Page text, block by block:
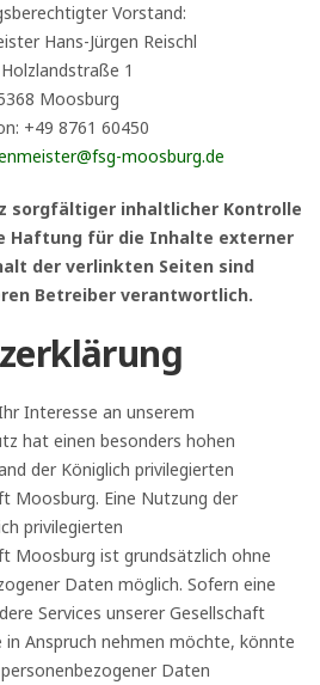
Vorstand:
Hans-Jürgen Reischl
1
Moosburg
+49 8761 60450
moosburg.de
sorgfältiger inhaltlicher Kontrolle
Haftung für die Inhalte externer
der verlinkten Seiten sind
Betreiber verantwortlich.
Interesse an unserem
hat einen besonders hohen
der Königlich privilegierten
Moosburg. Eine Nutzung der
privilegierten
Moosburg ist grundsätzlich ohne
Daten möglich. Sofern eine
Services unserer Gesellschaft
Anspruch nehmen möchte, könnte
Daten